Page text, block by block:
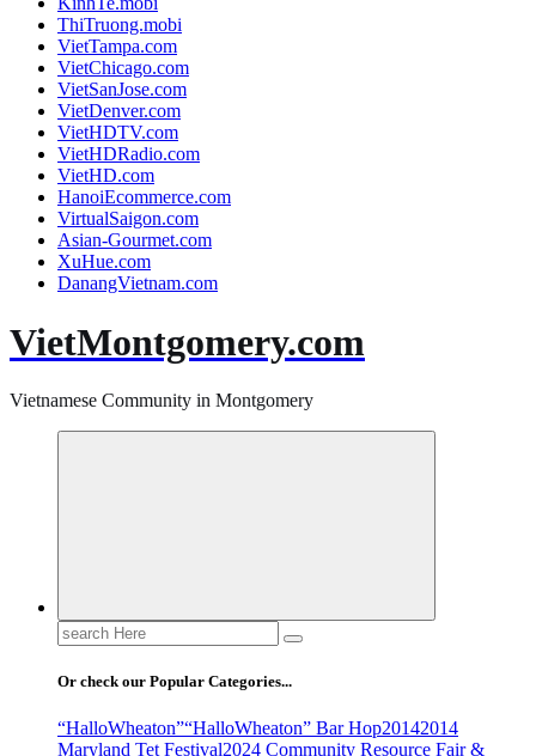
ThiTruong.mobi
VietTampa.com
VietChicago.com
VietSanJose.com
VietDenver.com
VietHDTV.com
VietHDRadio.com
VietHD.com
HanoiEcommerce.com
VirtualSaigon.com
Asian-Gourmet.com
XuHue.com
DanangVietnam.com
VietMontgomery.com
Vietnamese Community in Montgomery
Search
for:
Or check our Popular Categories...
“HalloWheaton”“HalloWheaton” Bar Hop20142014
Maryland Tet Festival2024 Community Resource Fair &